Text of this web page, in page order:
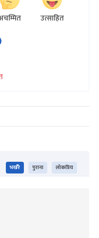
उत्साहित
भर्खरै पुराना लोकप्रिय